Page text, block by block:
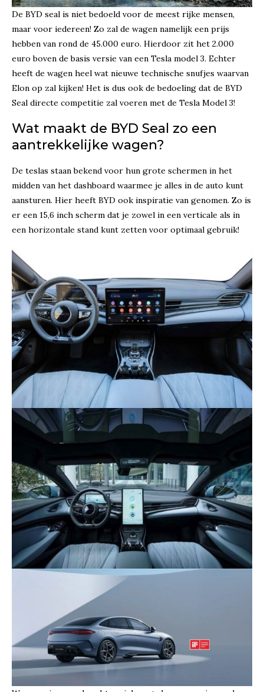
De BYD seal is niet bedoeld voor de meest rijke mensen,
maar voor iedereen! Zo zal de wagen namelijk een prijs
hebben van rond de 45.000 euro. Hierdoor zit het 2.000
euro boven de basis versie van een Tesla model 3. Echter
heeft de wagen heel wat nieuwe technische snufjes waarvan
Elon op zal kijken! Het is dus ook de bedoeling dat de BYD
Seal directe competitie zal voeren met de Tesla Model 3!
Wat maakt de BYD Seal zo een
aantrekkelijke wagen?
De teslas staan bekend voor hun grote schermen in het
midden van het dashboard waarmee je alles in de auto kunt
aansturen. Hier heeft BYD ook inspiratie van genomen. Zo is
er een 15,6 inch scherm dat je zowel in een verticale als in
een horizontale stand kunt zetten voor optimaal gebruik!